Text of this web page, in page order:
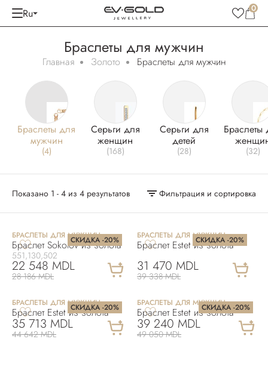
Ru 0
Браслеты для мужчин
Главная Золото Браслеты для мужчин
Браслеты для
мужчин
(4)
Серьги для
женщин
(168)
Серьги для
детей
(28)
Браслеты
(32)
Показано 1 - 4 из 4 результатов Фильтрация и сортировка
СКИДКА -20%
БРАСЛЕТЫ ДЛЯ МУЖЧИН
Браслет Sokolov из золота
551,130,502
22 548 MDL
28 186 MDL
СКИДКА -20%
БРАСЛЕТЫ ДЛЯ МУЖЧИН
Браслет Estet из золота
31 470 MDL
39 338 MDL
СКИДКА -20%
БРАСЛЕТЫ ДЛЯ МУЖЧИН
Браслет Estet из золота
35 713 MDL
44 642 MDL
СКИДКА -20%
БРАСЛЕТЫ ДЛЯ МУЖЧИН
Браслет Estet из золота
39 240 MDL
49 050 MDL